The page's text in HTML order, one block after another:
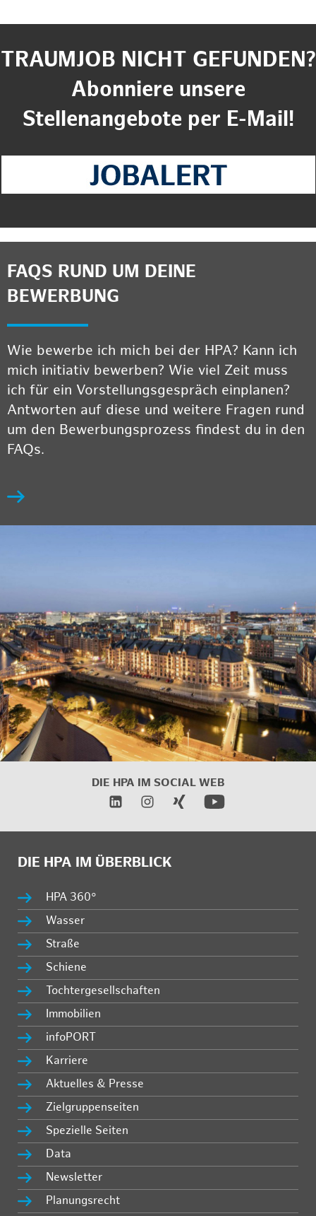
TRAUMJOB NICHT GEFUNDEN?
Abonniere unsere
Stellenangebote per E-Mail!
FAQS RUND UM DEINE
BEWERBUNG
Wie bewerbe ich mich bei der HPA? Kann ich
mich initiativ bewerben? Wie viel Zeit muss
ich für ein Vorstellungsgespräch einplanen?
Antworten auf diese und weitere Fragen rund
um den Bewerbungsprozess findest du in den
FAQs.
DIE HPA IM SOCIAL WEB
DIE HPA IM ÜBERBLICK
HPA 360°
Wasser
Straße
Schiene
Tochtergesellschaften
Immobilien
infoPORT
Karriere
Aktuelles & Presse
Zielgruppenseiten
Spezielle Seiten
Data
Newsletter
Planungsrecht